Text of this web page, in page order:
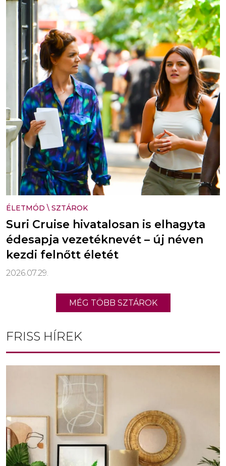
ÉLETMÓD \ SZTÁROK
Suri Cruise hivatalosan is elhagyta
édesapja vezetéknevét – új néven
kezdi felnőtt életét
2026.07.29.
MÉG TÖBB SZTÁROK
FRISS HÍREK